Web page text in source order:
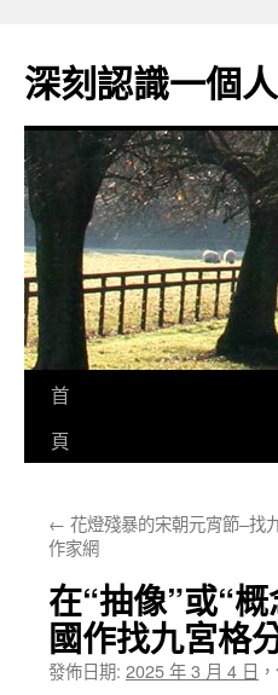
主
要
深刻認識一個人
首
頁
← 花燈殘暴的宋朝元宵節–找
作家網
在“抽像”或“
國作找九宮格
發佈日期: 2025 年 3 月 4 日 ，